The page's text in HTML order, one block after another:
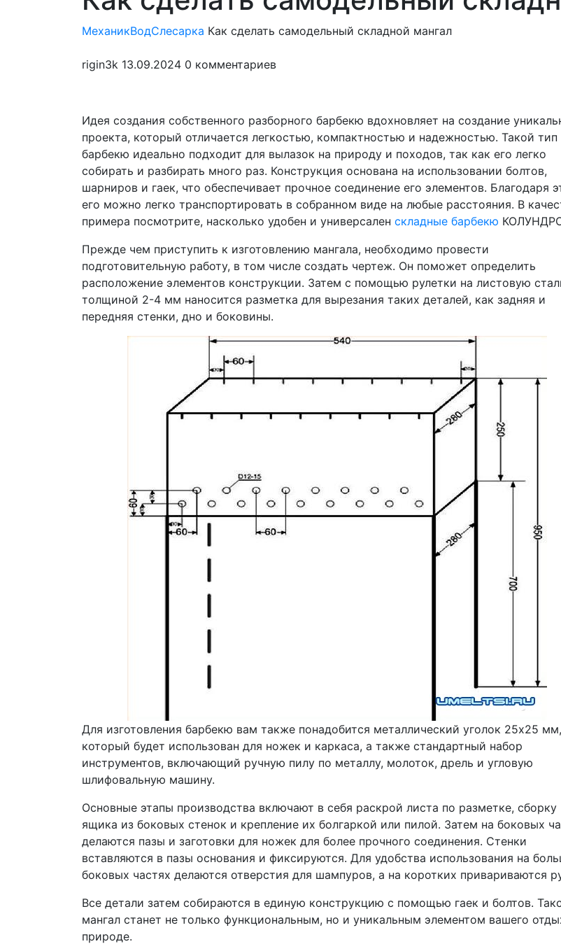
меню
МеханикВодСлесарка Как сделать самодельный складной мангал
rigin3k 13.09.2024 0 комментариев
Идея создания собственного разборного барбекю вдохновляет на создание
проекта, который отличается легкостью, компактностью и надежностью. Такой тип
барбекю идеально подходит для вылазок на природу и походов, так как его легко
собирать и разбирать много раз. Конструкция основана на использовании болтов,
шарниров и гаек, что обеспечивает прочное соединение его элементов. Благодаря
его можно легко транспортировать в собранном виде на любые расстояния. В
примера посмотрите, насколько удобен и универсален складные барбекю
Прежде чем приступить к изготовлению мангала, необходимо провести
подготовительную работу, в том числе создать чертеж. Он поможет определить
расположение элементов конструкции. Затем с помощью рулетки на листовую
толщиной 2-4 мм наносится разметка для вырезания таких деталей, как задняя и
передняя стенки, дно и боковины.
Для изготовления барбекю вам также понадобится металлический уголок 25х25 мм,
который будет использован для ножек и каркаса, а также стандартный набор
инструментов, включающий ручную пилу по металлу, молоток, дрель и угловую
шлифовальную машину.
Основные этапы производства включают в себя раскрой листа по разметке, сборку
ящика из боковых стенок и крепление их болгаркой или пилой. Затем на боковых
делаются пазы и заготовки для ножек для более прочного соединения. Стенки
вставляются в пазы основания и фиксируются. Для удобства использования на
боковых частях делаются отверстия для шампуров, а на коротких привариваются
Все детали затем собираются в единую конструкцию с помощью гаек и болтов.
мангал станет не только функциональным, но и уникальным элементом вашего
природе.